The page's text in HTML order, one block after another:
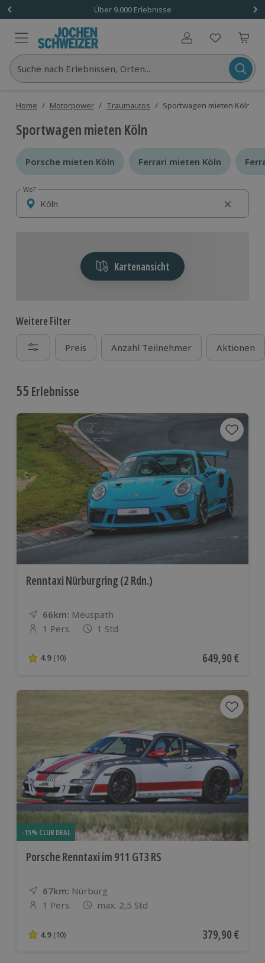
Über 9.000 Erlebnisse
Benutzerkonto
Suche nach Erlebnissen, Orten...
Home / Motorpower / Traumautos / Sportwagen mieten Köln
Sportwagen mieten Köln
Porsche mieten Köln
Porsche mieten Köln Ferrari mieten Köln
Ferrari mieten Köln
Wo?
Wo?
Kartenansicht
Weitere Filter
Preis Anzahl Teilnehmer Aktionen
55 Erlebnisse
Renntaxi Nürburgring (2 Rdn.)
66km: Entfernung
Standort
Meuspath
Anzahl der Teilnehmer
1 Pers. 1 Std
4.9 von 5 Sternen basierend auf 10 Bewertungen
4.9 (10) Aktueller Preis
649,90 €
-15% CLUB DEAL
Porsche Renntaxi im 911 GT3 RS
67km: Entfernung
Standort
Nürburg
Anzahl der Teilnehmer
1 Pers. max. 2,5 Std
4.9 von 5 Sternen basierend auf 10 Bewertungen
4.9 (10) Aktueller Preis
379,90 €